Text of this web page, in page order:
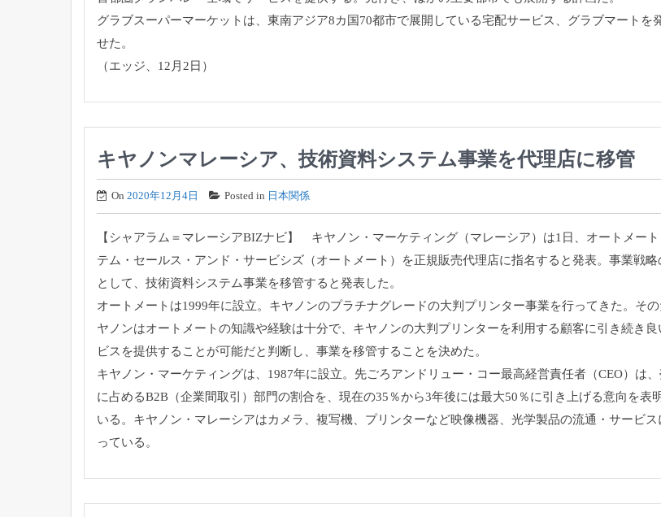
グラブスーパーマーケットは、 東南アジア8カ国70都市で展開している宅配サービス、 グラブマートを
せた。
（エッジ、12月2日）
キヤノンマレーシア、技術資料システム事業を代理店に移管
On 2020年12月4日 Posted in 日本関係
【シャアラム＝マレーシアBIZナビ】 キヤノン・マーケティング（マレーシア）は1日、オートメート
テム・セールス・アンド・サービシズ（オートメート）
を正規販売代理店に指名すると発表。事業戦略
として、 技術資料システム事業を移管すると発表した。
オートメートは1999年に設立。 キヤノンのプラチナグレードの大判プリンター事業を行ってきた。 そ
ヤノンはオートメートの知識や経験は十分で、 キヤノンの大判プリンターを利用する顧客に引き続き良
ビス を提供することが可能だと判断し、事業を移管することを決めた。
キヤノン・マーケティングは、1987年に設立。 先ごろアンドリュー・コー最高経営責任者（CEO）は、
に占めるB2B（企業間取引）部門の割合を、現在の35％から3年後には最大50％に引き上げる意向を表
いる。 キヤノン・マレーシアはカメラ、複写機、 プリンターなど映像機器、光学製品の流通・ サービス
っている。